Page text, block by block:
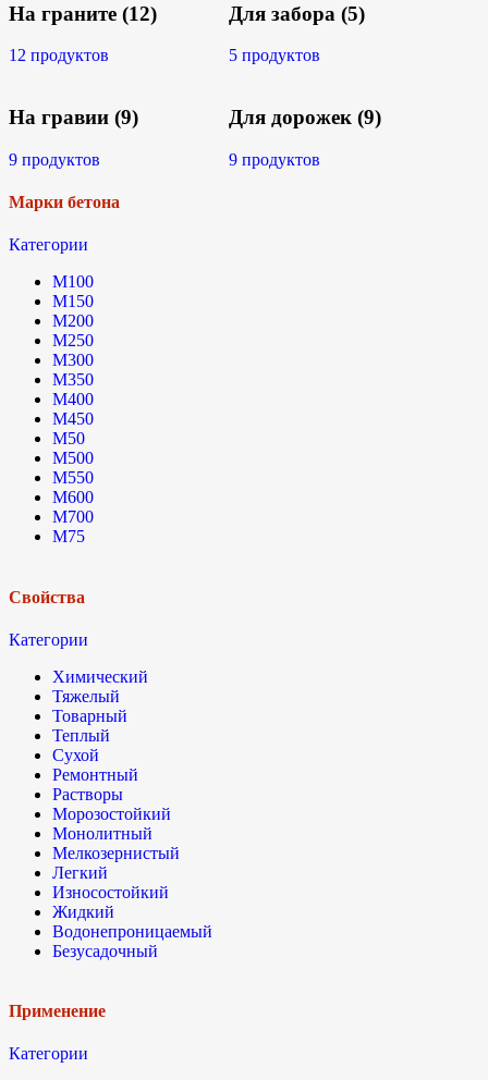
На граните (12)
12 продуктов
На гравии (9)
9 продуктов
Для забора (5)
5 продуктов
Для дорожек (9)
9 продуктов
Марки бетона
Категории
М100
М150
М200
М250
М300
М350
М400
М450
М50
М500
М550
М600
М700
М75
Свойства
Категории
Химический
Тяжелый
Товарный
Теплый
Сухой
Ремонтный
Растворы
Морозостойкий
Монолитный
Мелкозернистый
Легкий
Износостойкий
Жидкий
Водонепроницаемый
Безусадочный
Применение
Категории